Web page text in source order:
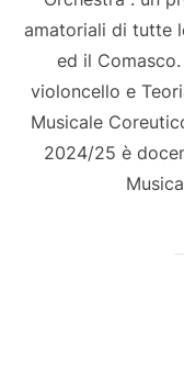
amatoriali di tutte
ed il
violoncello e
Musicale
2024/25 è